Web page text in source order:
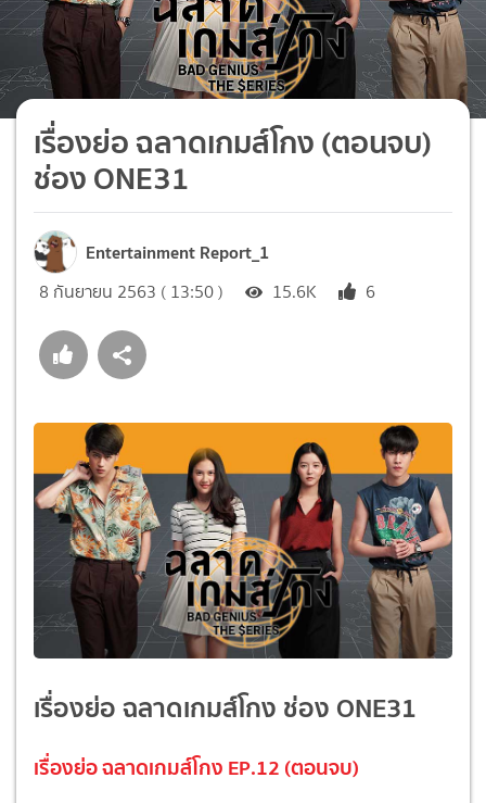
เรื่องย่อ ฉลาดเกมส์โกง (ตอนจบ)
ช่อง ONE31
Entertainment Report_1
8 กันยายน 2563 ( 13:50 ) 15.6K 6
เรื่องย่อ ฉลาดเกมส์โกง ช่อง ONE31
เรื่องย่อ ฉลาดเกมส์โกง EP.12 (ตอนจบ)